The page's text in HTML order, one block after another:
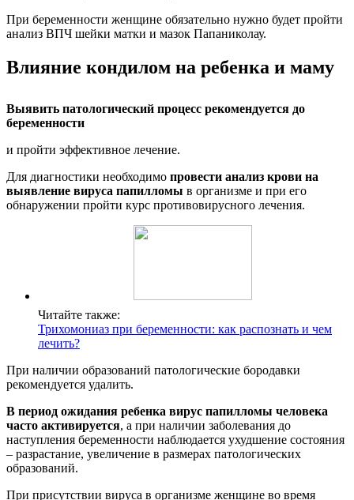
При беременности женщине обязательно нужно будет пройти
анализ ВПЧ шейки матки и мазок Папаниколау.
Влияние кондилом на ребенка и маму
Выявить патологический процесс рекомендуется до
беременности
и пройти эффективное лечение.
Для диагностики необходимо провести анализ крови на
выявление вируса папилломы в организме и при его
обнаружении пройти курс противовирусного лечения.
Читайте также:
Трихомониаз при беременности: как распознать и чем
лечить?
При наличии образований патологические бородавки
рекомендуется удалить.
В период ожидания ребенка вирус папилломы человека
часто активируется, а при наличии заболевания до
наступления беременности наблюдается ухудшение состояния
– разрастание, увеличение в размерах патологических
образований.
При присутствии вируса в организме женщине во время